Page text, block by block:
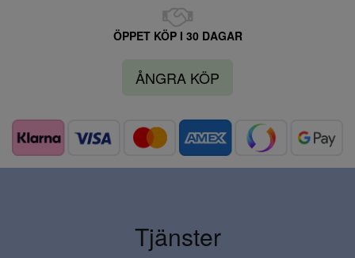
ÖPPET KÖP I 30 DAGAR
ÅNGRA KÖP
Tjänster